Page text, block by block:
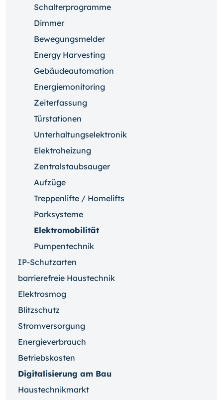
Schalterprogramme
Dimmer
Bewegungsmelder
Energy Harvesting
Gebäudeautomation
Energiemonitoring
Zeiterfassung
Türstationen
Unterhaltungselektronik
Elektroheizung
Zentralstaubsauger
Aufzüge
Treppenlifte / Homelifts
Parksysteme
Elektromobilität
Pumpentechnik
IP-Schutzarten
barrierefreie Haustechnik
Elektrosmog
Blitzschutz
Stromversorgung
Energieverbrauch
Betriebskosten
Digitalisierung am Bau
Haustechnikmarkt